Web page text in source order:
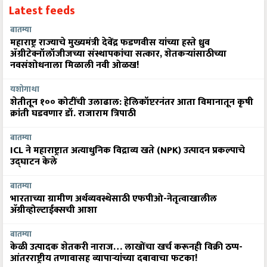
Latest feeds
बातम्या
महाराष्ट्र राज्याचे मुख्यमंत्री देवेंद्र फडणवीस यांच्या हस्ते ध्रुव
ॲग्रीटेक्नॉलॉजीजच्या संस्थापकांचा सत्कार, शेतकऱ्यांसाठीच्या
नवसंशोधनाला मिळाली नवी ओळख!
यशोगाथा
शेतीतून १०० कोटींची उलाढाल: हेलिकॉप्टरनंतर आता विमानातून कृषी
क्रांती घडवणार डॉ. राजाराम त्रिपाठी
बातम्या
ICL ने महाराष्ट्रात अत्याधुनिक विद्राव्य खते (NPK) उत्पादन प्रकल्पाचे
उद्घाटन केले
बातम्या
भारताच्या ग्रामीण अर्थव्यवस्थेसाठी एफपीओ-नेतृत्वाखालील
अ‍ॅग्रीव्होल्टाईक्सची आशा
बातम्या
केळी उत्पादक शेतकरी नाराज… लाखोंचा खर्च करूनही विक्री ठप्प-
आंतरराष्ट्रीय तणावासह व्यापाऱ्यांच्या दबावाचा फटका!